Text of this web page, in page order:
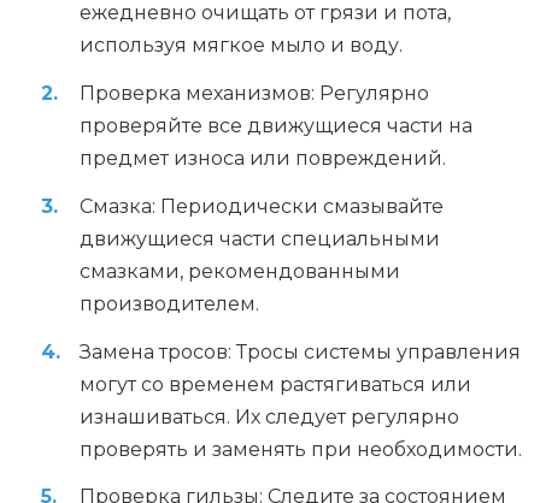
ежедневно очищать от грязи и пота,
используя мягкое мыло и воду.
Проверка механизмов: Регулярно
проверяйте все движущиеся части на
предмет износа или повреждений.
Смазка: Периодически смазывайте
движущиеся части специальными
смазками, рекомендованными
производителем.
Замена тросов: Тросы системы управления
могут со временем растягиваться или
изнашиваться. Их следует регулярно
проверять и заменять при необходимости.
Проверка гильзы: Следите за состоянием